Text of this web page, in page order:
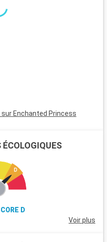
Enchanted Princess
D
Voir plus